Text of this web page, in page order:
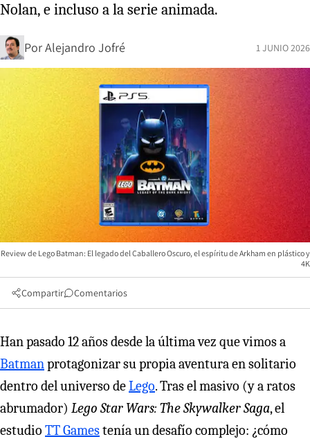
Nolan, e incluso a la serie animada.
PorAlejandro Jofré 1 JUNIO 2026
Review de Lego Batman: El legado del Caballero Oscuro, el espíritu de Arkham en plástico y
4K
Compartir Comentarios
Han pasado 12 años desde la última vez que vimos a
Batmanprotagonizar su propia aventura en solitario
dentro del universo deLego. Tras el masivo (y a ratos
abrumador) Lego Star Wars: The Skywalker Saga, el
estudio TT Gamestenía un desafío complejo: ¿cómo